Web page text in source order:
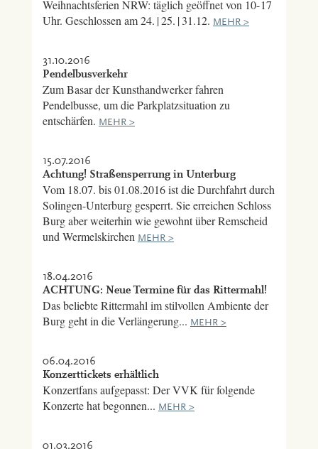
Weihnachtsferien NRW: täglich geöffnet von 10- 17
Uhr. Geschlossen am 24. | 25. | 31.12. MEHR >
31.10.2016
Pendelbusverkehr
Zum Basar der Kunsthandwerker fahren
Pendelbusse, um die Parkplatzsituation zu
entschärfen. MEHR >
15.07.2016
Achtung! Straßensperrung in Unterburg
Vom 18.07. bis 01.08.2016 ist die Durchfahrt durch
Solingen-Unterburg gesperrt. Sie erreichen Schloss
Burg aber weiterhin wie gewohnt über Remscheid
und Wermelskirchen MEHR >
18.04.2016
ACHTUNG: Neue Termine für das Rittermahl!
Das beliebte Rittermahl im stilvollen Ambiente der
Burg geht in die Verlängerung... MEHR >
06.04.2016
Konzerttickets erhältlich
Konzertfans aufgepasst: Der VVK für folgende
Konzerte hat begonnen... MEHR >
01.03.2016